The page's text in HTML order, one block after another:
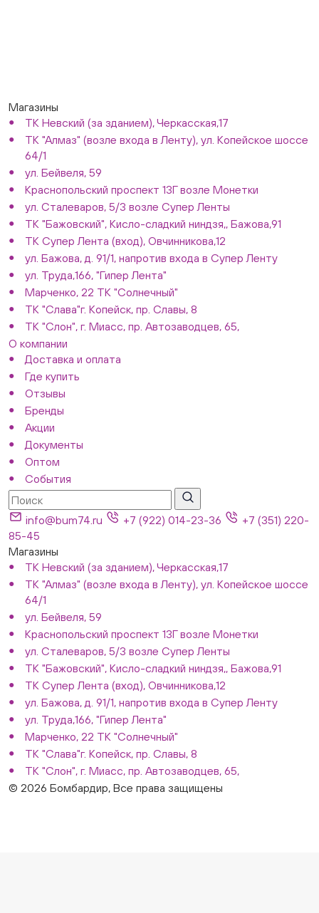
Магазины
ТК Невский (за зданием), Черкасская,17
ТК "Алмаз" (возле входа в Ленту), ул. Копейское шоссе
64/1
ул. Бейвеля, 59
Краснопольский проспект 13Г возле Монетки
ул. Сталеваров, 5/3 возле Супер Ленты
ТК "Бажовский", Кисло-сладкий ниндзя,, Бажова,91
ТК Супер Лента (вход), Овчинникова,12
ул. Бажова, д. 91/1, напротив входа в Супер Ленту
ул. Труда,166, "Гипер Лента"
Марченко, 22 ТК "Солнечный"
ТК "Слава"г. Копейск, пр. Славы, 8
ТК "Слон", г. Миасс, пр. Автозаводцев, 65,
О компании
Доставка и оплата
Где купить
Отзывы
Бренды
Акции
Документы
Оптом
События
info@bum74.ru +7 (922) 014-23-36
+7 (351) 220-
85-45
Магазины
ТК Невский (за зданием), Черкасская,17
ТК "Алмаз" (возле входа в Ленту), ул. Копейское шоссе
64/1
ул. Бейвеля, 59
Краснопольский проспект 13Г возле Монетки
ул. Сталеваров, 5/3 возле Супер Ленты
ТК "Бажовский", Кисло-сладкий ниндзя,, Бажова,91
ТК Супер Лента (вход), Овчинникова,12
ул. Бажова, д. 91/1, напротив входа в Супер Ленту
ул. Труда,166, "Гипер Лента"
Марченко, 22 ТК "Солнечный"
ТК "Слава"г. Копейск, пр. Славы, 8
ТК "Слон", г. Миасс, пр. Автозаводцев, 65,
© 2026 Бомбардир, Все права защищены